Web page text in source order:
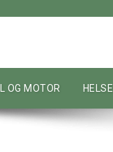
OG MOTOR HELSE